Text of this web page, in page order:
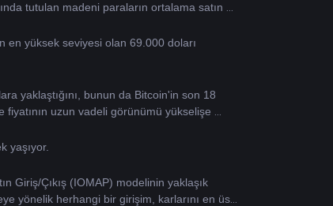
tutulan madeni paraların ortalama satın
en yüksek seviyesi olan 69.000 doları
yaklaştığını, bunun da Bitcoin'in son 18
uzun vadeli görünümü yükselişe
yaşıyor.
Giriş/Çıkış (IOMAP) modelinin yaklaşık
yönelik herhangi bir girişim, karlarını en üst